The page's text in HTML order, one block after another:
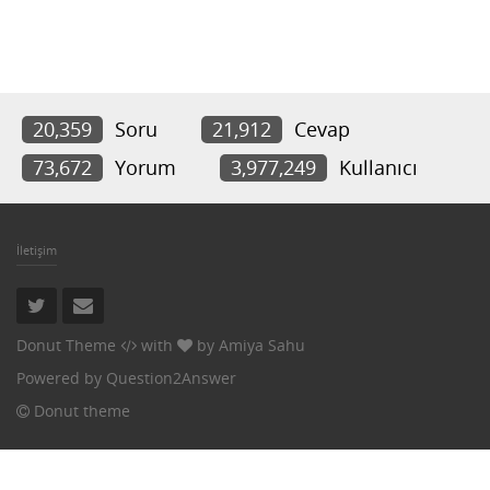
20,359 Soru 21,912
Cevap
73,672
Yorum 3,977,249 Kullanıcı
İletişim
Donut Theme with by Amiya Sahu
Powered by Question2Answer
Donut theme